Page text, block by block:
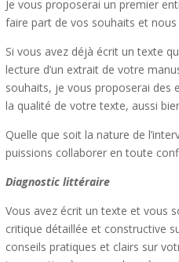
Je vous proposerai un premier
faire part de vos souhaits et
Si vous avez déjà écrit un texte
lecture d’un extrait de votre
souhaits, je vous proposerai des
la qualité de votre texte, aussi
Quelle que soit la nature de
puissions collaborer en toute
Diagnostic littéraire
Vous avez écrit un texte et vous
critique détaillée et constructive
conseils pratiques et clairs sur